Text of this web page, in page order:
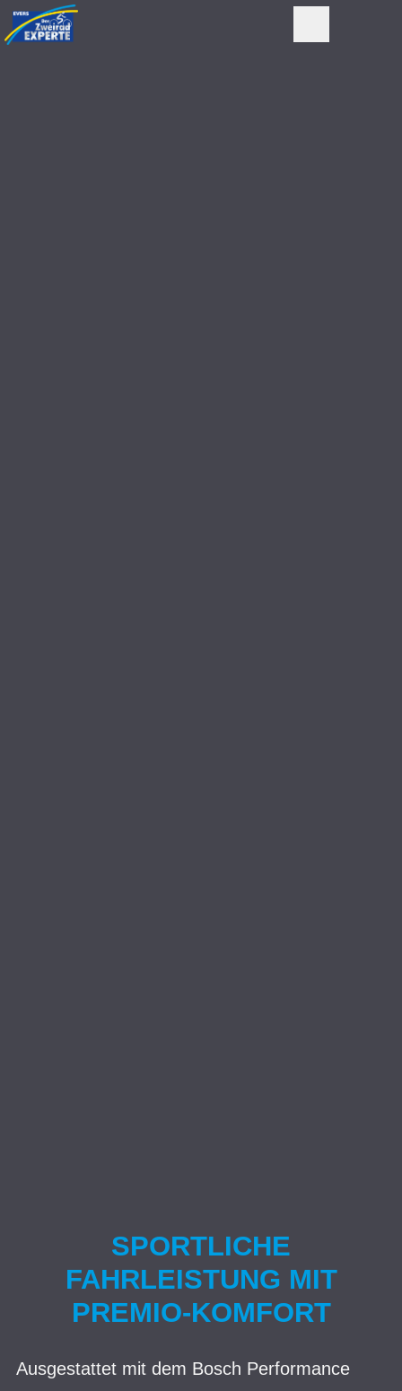
SPORTLICHE
FAHRLEISTUNG MIT
PREMIO-KOMFORT
Ausgestattet mit dem Bosch Performance